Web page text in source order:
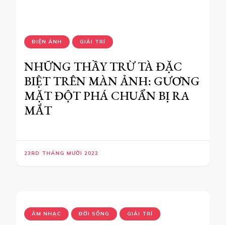
ĐIỆN ẢNH GIẢI TRÍ
NHỮNG THẦY TRỪ TÀ ĐẶC
BIỆT TRÊN MÀN ẢNH: GƯƠNG
MẶT ĐỘT PHÁ CHUẨN BỊ RA
MẮT
23RD THÁNG MƯỜI 2022
ÂM NHẠC ĐỜI SỐNG GIẢI TRÍ